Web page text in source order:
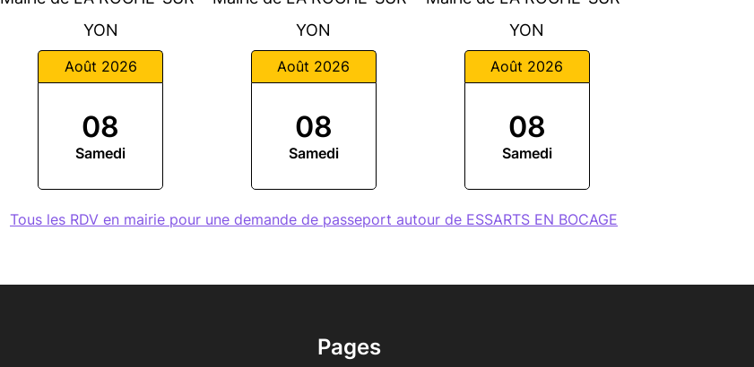
YON
Août 2026
08
Samedi
YON
Août 2026
08
Samedi
YON
Août 2026
08
Samedi
Tous les RDV en mairie pour une demande de passeport autour de ESSARTS EN BOCAGE
Pages